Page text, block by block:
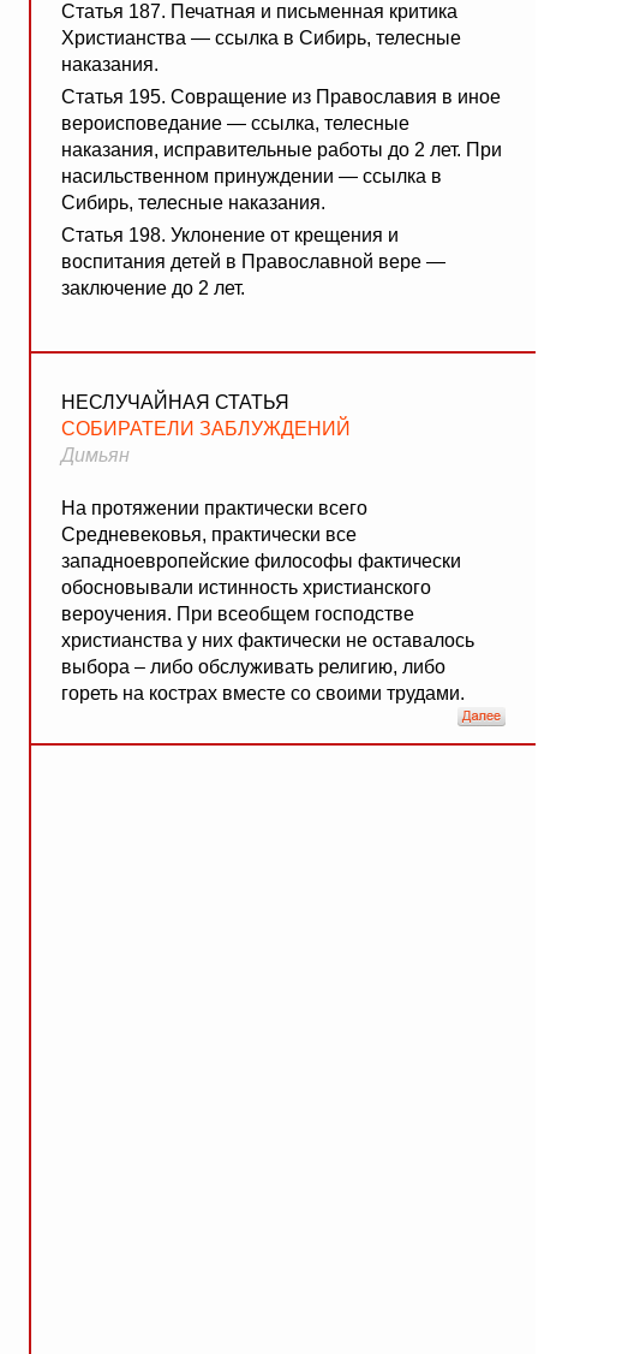
Статья 187. Печатная и письменная критика
Христианства — ссылка в Сибирь, телесные
наказания.
Статья 195. Совращение из Православия в иное
вероисповедание — ссылка, телесные
наказания, исправительные работы до 2 лет. При
насильственном принуждении — ссылка в
Сибирь, телесные наказания.
Статья 198. Уклонение от крещения и
воспитания детей в Православной вере —
заключение до 2 лет.
НЕСЛУЧАЙНАЯ СТАТЬЯ
СОБИРАТЕЛИ ЗАБЛУЖДЕНИЙ
Димьян
На протяжении практически всего
Средневековья, практически все
западноевропейские философы фактически
обосновывали истинность христианского
вероучения. При всеобщем господстве
христианства у них фактически не оставалось
выбора – либо обслуживать религию, либо
гореть на кострах вместе со своими трудами.